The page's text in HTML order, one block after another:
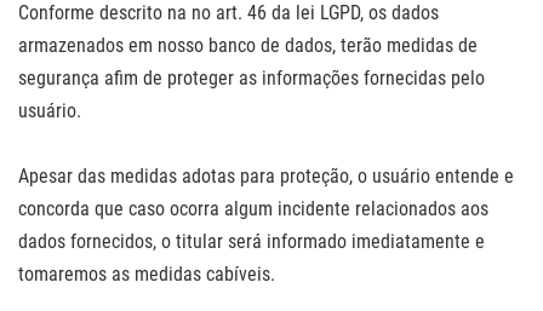
Conforme descrito na no art. 46 da lei LGPD, os dados
armazenados em nosso banco de dados, terão medidas de
segurança afim de proteger as informações fornecidas pelo
usuário.
Apesar das medidas adotas para proteção, o usuário entende e
concorda que caso ocorra algum incidente relacionados aos
dados fornecidos, o titular será informado imediatamente e
tomaremos as medidas cabíveis.